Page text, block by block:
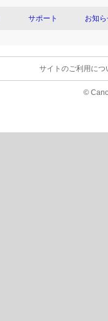
サポート お知
サイトのご利用につ
©